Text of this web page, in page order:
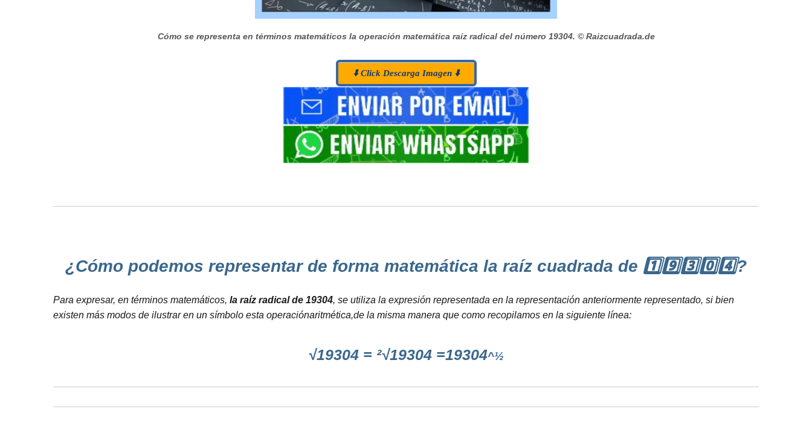
Cómo se representa en términos matemáticos la operación matemática raíz radical del número 19304. © Raizcuadrada.de
⬇️ Click Descarga Imagen ⬇️
¿Cómo podemos representar de forma matemática la raíz cuadrada de 1️⃣9️⃣3️⃣0️⃣4️⃣?
Para expresar, en términos matemáticos, la raíz radical de 19304, se utiliza la expresión representada en la representación anteriormente representado, si bien
existen más modos de ilustrar en un símbolo esta operaciónaritmética,de la misma manera que como recopilamos en la siguiente línea:
√19304 = ²√19304 =19304^½